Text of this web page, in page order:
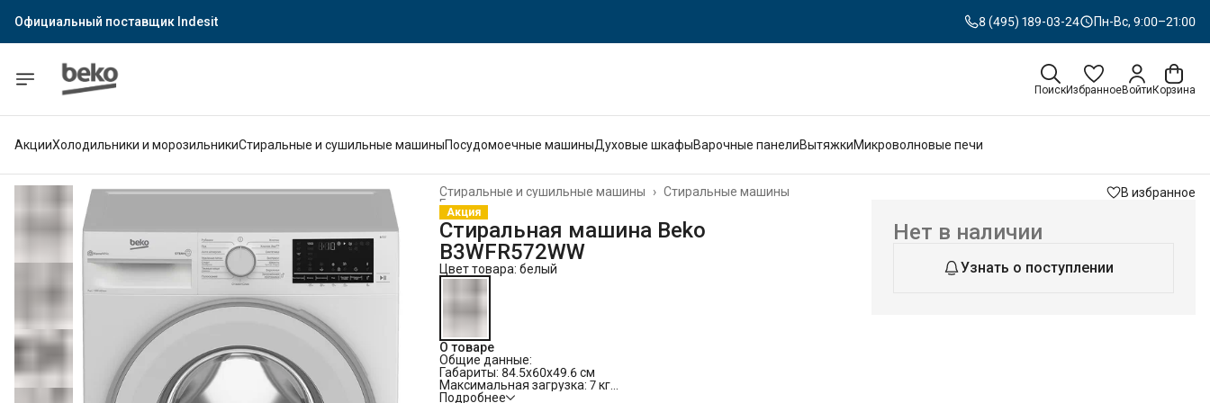
Официальный поставщик Indesit
Официальный поставщик Hotpoint
8 (495) 189-03-24 Пн-Вс, 9:00–21:00
ПоискИзбранноеВойти Корзина
АкцииХолодильники и морозильникиСтиральные и сушильные машиныПосудомоечные машиныДуховые шкафыВарочные панелиВытяжкиМикроволновые печи
Стиральные машины
Стиральные и сушильные машины
›
Главная
Акция
Стиральная машина Beko
B3WFR572WW
Цвет товара: белый
О товаре
Общие данные:
Габариты: 84.5x60x49.6 см
Максимальная загрузка: 7 кг
Скорость отжима: 1200 об/мин
Подробнее
В избранное
Нет в наличии
Узнать о поступлении